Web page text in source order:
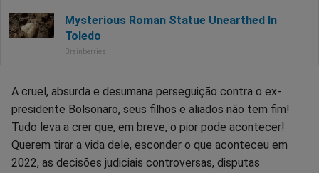
A cruel, absurda e desumana perseguição contra o ex-
presidente Bolsonaro, seus filhos e aliados não tem fim!
Tudo leva a crer que, em breve, o pior pode acontecer!
Querem tirar a vida dele, esconder o que aconteceu em
2022, as decisões judiciais controversas, disputas